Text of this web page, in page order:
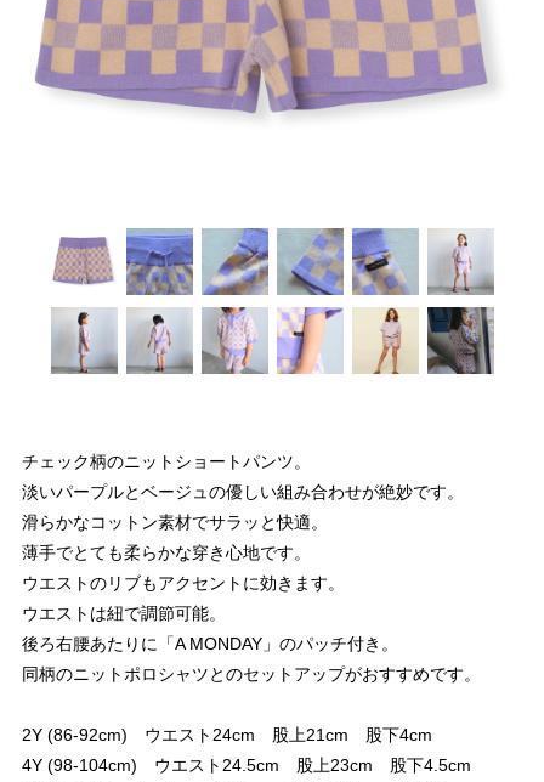
チェック柄のニットショートパンツ。
淡いパープルとベージュの優しい組み合わせが絶妙です。
滑らかなコットン素材でサラッと快適。
薄手でとても柔らかな穿き心地です。
ウエストのリブもアクセントに効きます。
ウエストは紐で調節可能。
後ろ右腰あたりに「A MONDAY」のパッチ付き。
同柄のニットポロシャツとのセットアップがおすすめです。
2Y (86-92cm) ウエスト24cm 股上21cm 股下4cm
4Y (98-104cm) ウエスト24.5cm 股上23cm 股下4.5cm